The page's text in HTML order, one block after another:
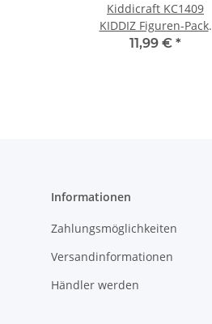
Kiddicraft KC1409
KIDDIZ Figuren-Pack:
Ork Angriff
11,99 € *
Informationen
Zahlungsmöglichkeiten
Versandinformationen
Händler werden